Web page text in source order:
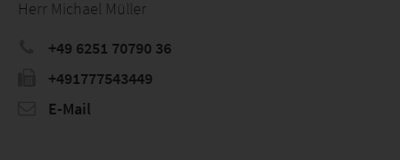
Herr Michael Müller
+49 6251 70790 36
+491777543449
E-Mail